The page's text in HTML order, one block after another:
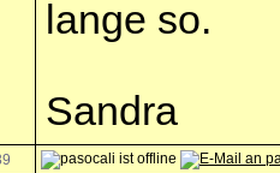
lange so.
Sandra